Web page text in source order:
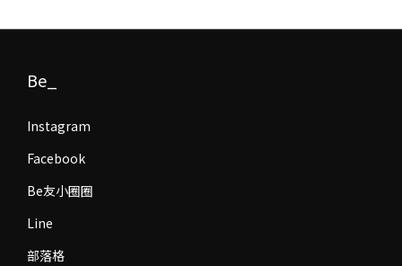
Be_
Instagram
Facebook
Be友小圈圈
Line
部落格